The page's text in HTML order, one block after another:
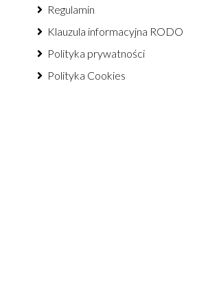
Regulamin
Klauzula informacyjna RODO
Polityka prywatności
Polityka Cookies